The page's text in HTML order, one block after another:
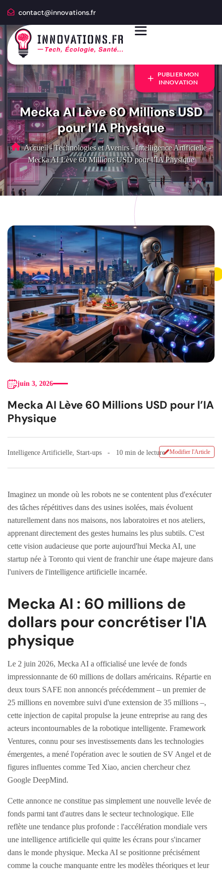
contact@innovations.fr
PUBLIER MON
INNOVATION
Mecka AI Lève 60 Millions USD
pour l’IA Physique
Accueil - Technologies et Avenirs - Intelligence Artificielle -
Mecka AI Lève 60 Millions USD pour l’IA Physique
juin 3, 2026
Mecka AI Lève 60 Millions USD pour l’IA
Physique
Intelligence Artificielle Start-ups 10 min de lecture Modifier l'Article
Imaginez un monde où les robots ne se contentent plus d'exécuter
des tâches répétitives dans des usines isolées, mais évoluent
naturellement dans nos maisons, nos laboratoires et nos ateliers,
apprenant directement des gestes humains les plus subtils. C'est
cette vision audacieuse que porte aujourd'hui Mecka AI, une
startup née à Toronto qui vient de franchir une étape majeure dans
l'univers de l'intelligence artificielle incarnée.
Mecka AI : 60 millions de
dollars pour concrétiser l'IA
physique
Le 2 juin 2026, Mecka AI a officialisé une levée de fonds
impressionnante de 60 millions de dollars américains. Répartie en
deux tours SAFE non annoncés précédemment – un premier de
25 millions en novembre suivi d'une extension de 35 millions –,
cette injection de capital propulse la jeune entreprise au rang des
acteurs incontournables de la robotique intelligente. Framework
Ventures, connu pour ses investissements dans les technologies
émergentes, a mené l'opération avec le soutien de SV Angel et de
figures influentes comme Ted Xiao, ancien chercheur chez
Google DeepMind.
Cette annonce ne constitue pas simplement une nouvelle levée de
fonds parmi tant d'autres dans le secteur technologique. Elle
reflète une tendance plus profonde : l'accélération mondiale vers
une intelligence artificielle qui quitte les écrans pour s'incarner
dans le monde physique. Mecka AI se positionne précisément
comme la couche manquante entre les modèles théoriques et leur